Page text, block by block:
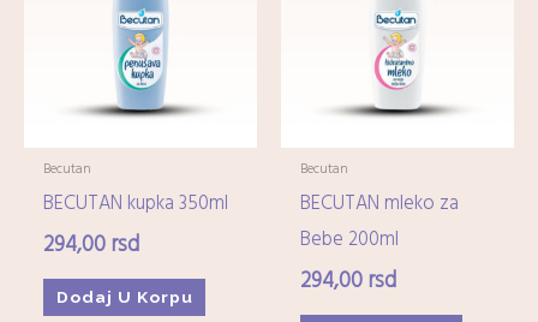
Imunitet(15)
Minerali(0)
Ostali dijetetski suplementi
Kozmetika
Higijena
Mame-i-bebe
Becutan
BECUTAN kupka 350ml
294,00 rsd
Dodaj U Korpu
Becutan
BECUTAN mleko za
Bebe 200ml
294,00 rsd